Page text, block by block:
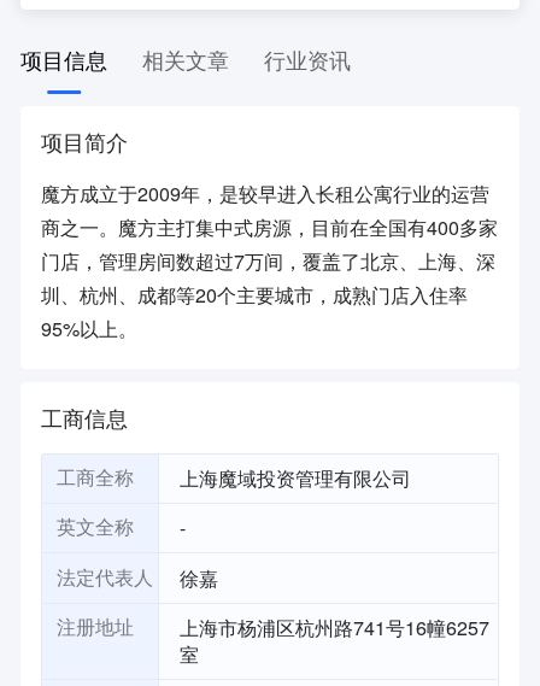
项目信息 相关文章 行业资讯
项目简介
魔方成立于2009年，是较早进入长租公寓行业的运营
商之一。魔方主打集中式房源，目前在全国有400多家
门店，管理房间数超过7万间，覆盖了北京、上海、深
圳、杭州、成都等20个主要城市，成熟门店入住率
95%以上。
工商信息
工商全称 上海魔域投资管理有限公司
英文全称 -
法定代表人 徐嘉
注册地址
上海市杨浦区杭州路741号16幢6257
室